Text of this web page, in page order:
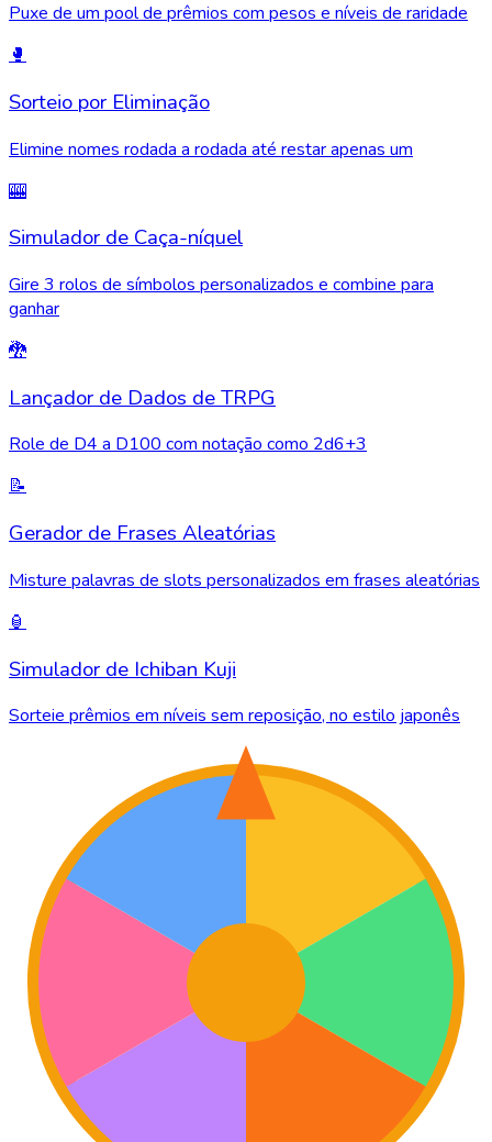
Puxe de um pool de prêmios com pesos e níveis de raridade
🥊
Sorteio por Eliminação
Elimine nomes rodada a rodada até restar apenas um
🎰
Simulador de Caça-níquel
Gire 3 rolos de símbolos personalizados e combine para
ganhar
🐉
Lançador de Dados de TRPG
Role de D4 a D100 com notação como 2d6+3
📝
Gerador de Frases Aleatórias
Misture palavras de slots personalizados em frases aleatórias
🏮
Simulador de Ichiban Kuji
Sorteie prêmios em níveis sem reposição, no estilo japonês